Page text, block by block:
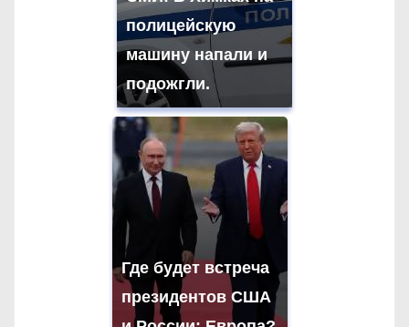
полицейскую
машину напали и
подожгли.
Где будет встреча
президентов США